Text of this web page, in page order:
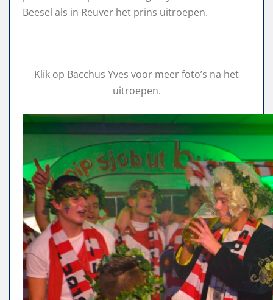
Beesel als in Reuver het prins uitroepen.
Klik op Bacchus Yves voor meer foto’s na het
uitroepen.